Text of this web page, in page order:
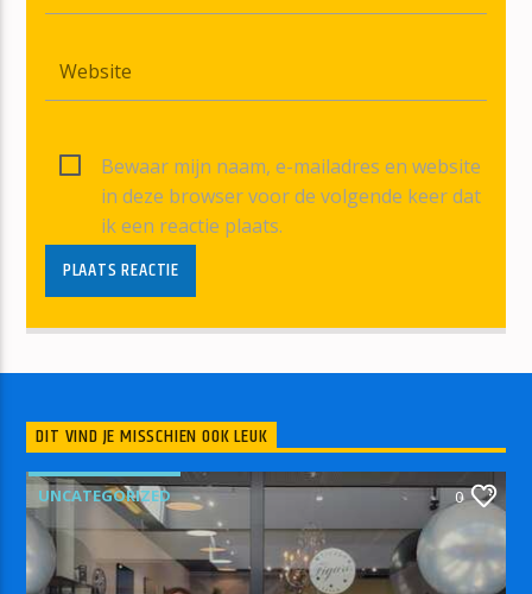
Bewaar mijn naam, e-mailadres en website
in deze browser voor de volgende keer dat
ik een reactie plaats.
DIT VIND JE MISSCHIEN OOK LEUK
UNCATEGORIZED 0